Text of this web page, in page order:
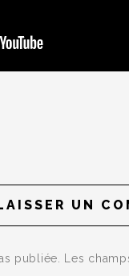
UN
publiée.
Les